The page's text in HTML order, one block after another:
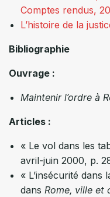
Comptes rendus,
L’histoire de la
Bibliographie
Ouvrage :
Maintenir l’ordre à
Articles :
« Le vol dans les
avril-juin 2000, p.
« L’insécurité
dans Rome, ville et